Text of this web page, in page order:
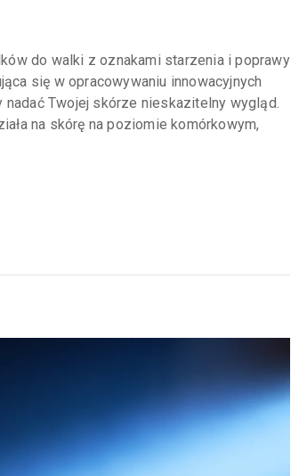
do walki z oznakami starzenia i poprawy
się w opracowywaniu innowacyjnych
nadać Twojej skórze nieskazitelny wygląd.
na skórę na poziomie komórkowym,